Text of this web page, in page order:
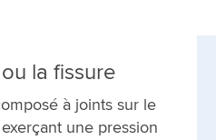
la fissure
à joints sur le
une pression